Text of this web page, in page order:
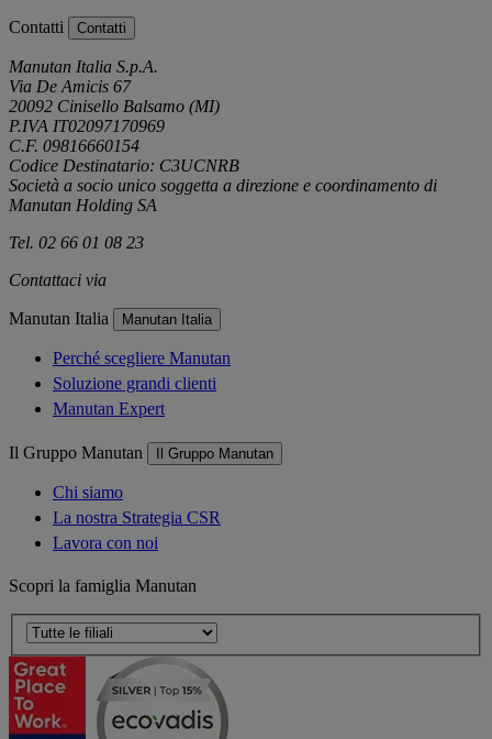
Contatti Contatti
Manutan Italia S.p.A.
Via De Amicis 67
20092 Cinisello Balsamo (MI)
P.IVA IT02097170969
C.F. 09816660154
Codice Destinatario: C3UCNRB
Società a socio unico soggetta a direzione e coordinamento di
Manutan Holding SA
Tel. 02 66 01 08 23
Contattaci via
Manutan Italia Manutan Italia
Perché scegliere Manutan
Soluzione grandi clienti
Manutan Expert
Il Gruppo Manutan Il Gruppo Manutan
Chi siamo
La nostra Strategia CSR
Lavora con noi
Scopri la famiglia Manutan